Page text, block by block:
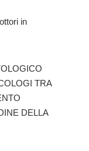
in
TRA
DELLA